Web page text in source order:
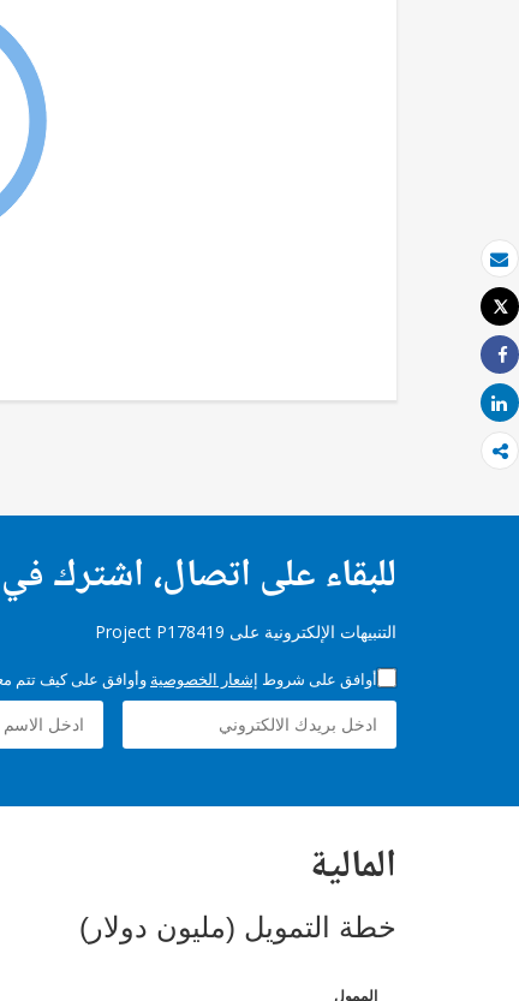
بريد الكتروني
طباعة
Tweet
Share
Share
للبقاء على اتصال، اشترك
التنبيهات الإلكترونية على Project P178419
أوافق على شروط إشعار الخصوصية وأوافق على كيف تتم
المالية
خطة التمويل (مليون دولار)
الممول